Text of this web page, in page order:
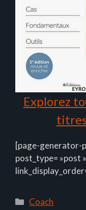
Explorez
[page-generator-
post_type= »post
Catégories
Coach